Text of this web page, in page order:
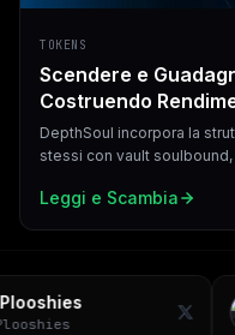
TOKENS
Scendere e
Costruendo
Abstract
DepthSoul incorpora la
stessi con vault
Leggi e Scambia